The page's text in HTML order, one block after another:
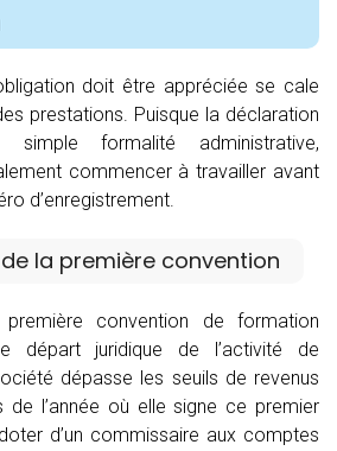
doit être appréciée se cale
prestations. Puisque la déclaration
formalité administrative,
commencer à travailler avant
d’enregistrement.
la première convention
convention de formation
départ juridique de l’activité de
dépasse les seuils de revenus
l’année où elle signe ce premier
d’un commissaire aux comptes